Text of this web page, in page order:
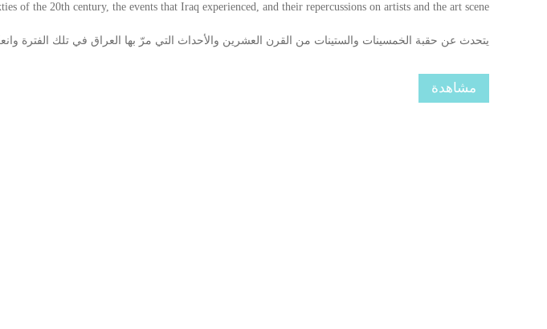
of the 20th century, the events that Iraq experienced, and their repercussions on artists and the art scene.
يتحدث عن حقبة الخمسينات والستينات من القرن العشرين والأحداث التي مرّ بها العراق في تلك الفترة
مشاهدة